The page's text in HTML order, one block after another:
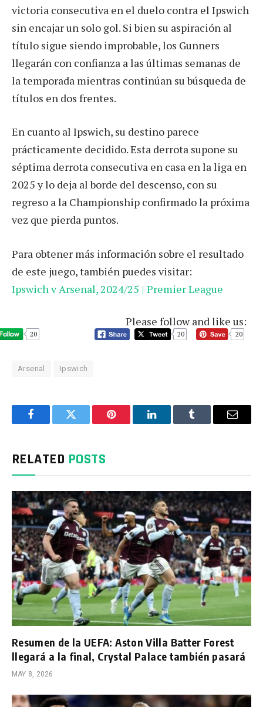
victoria consecutiva en el duelo contra el Ipswich
sin encajar un solo gol. Si bien su aspiración al
título sigue siendo improbable, los Gunners
llegarán con confianza a las últimas semanas de
la temporada mientras continúan su búsqueda de
títulos en dos frentes.
En cuanto al Ipswich, su destino parece
prácticamente decidido. Esta derrota supone su
séptima derrota consecutiva en casa en la liga en
2025 y lo deja al borde del descenso, con su
regreso a la Championship confirmado la próxima
vez que pierda puntos.
Para obtener más información sobre el resultado
de este juego, también puedes visitar:
Ipswich v Arsenal, 2024/25 | Premier League
Please follow and like us:
20 20 20
Arsenal Ipswich
FacebookTwitter Pinterest LinkedInTumblr Email
RELATED POSTS
Resumen de la UEFA: Aston Villa Batter Forest
llegará a la final, Crystal Palace también pasará
MAY 8, 2026